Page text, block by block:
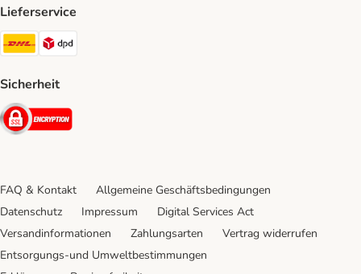
Lieferservice
DHL Shipping Method
Sicherheit
Security
FAQ & Kontakt
Allgemeine Geschäftsbedingungen
Datenschutz
Impressum
Digital Services Act
Versandinformationen
Zahlungsarten
Vertrag widerrufen
Entsorgungs-und Umweltbestimmungen